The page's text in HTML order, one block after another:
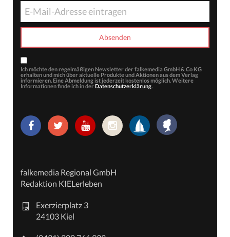
Ich möchte den regelmäßigen Newsletter der falkemedia GmbH & Co KG
erhalten und mich über aktuelle Produkte und Aktionen aus dem Verlag
informieren. Eine Abmeldung ist jederzeit kostenlos möglich. Weitere
Informationen finde ich in der Datenschutzerklärung.
falkemedia Regional GmbH
Redaktion KIELerleben
Exerzierplatz 3
24103 Kiel